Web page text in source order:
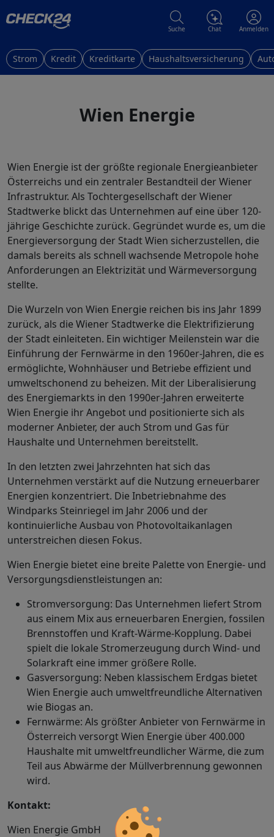
Suche Chat Anmelden
Strom Kredit Kreditkarte Haushaltsversicherung
Wien Energie
Wien Energie ist der größte regionale Energieanbieter
Österreichs und ein zentraler Bestandteil der Wiener
Infrastruktur. Als Tochtergesellschaft der Wiener
Stadtwerke blickt das Unternehmen auf eine über 120-
jährige Geschichte zurück. Gegründet wurde es, um die
Energieversorgung der Stadt Wien sicherzustellen, die
damals bereits als schnell wachsende Metropole hohe
Anforderungen an Elektrizität und Wärmeversorgung
stellte.
Die Wurzeln von Wien Energie reichen bis ins Jahr 1899
zurück, als die Wiener Stadtwerke die Elektrifizierung
der Stadt einleiteten. Ein wichtiger Meilenstein war die
Einführung der Fernwärme in den 1960er-Jahren, die es
ermöglichte, Wohnhäuser und Betriebe effizient und
umweltschonend zu beheizen. Mit der Liberalisierung
des Energiemarkts in den 1990er-Jahren erweiterte
Wien Energie ihr Angebot und positionierte sich als
moderner Anbieter, der auch Strom und Gas für
Haushalte und Unternehmen bereitstellt.
In den letzten zwei Jahrzehnten hat sich das
Unternehmen verstärkt auf die Nutzung erneuerbarer
Energien konzentriert. Die Inbetriebnahme des
Windparks Steinriegel im Jahr 2006 und der
kontinuierliche Ausbau von Photovoltaikanlagen
unterstreichen diesen Fokus.
Wien Energie bietet eine breite Palette von Energie- und
Versorgungsdienstleistungen an:
Stromversorgung: Das Unternehmen liefert Strom
aus einem Mix aus erneuerbaren Energien, fossilen
Brennstoffen und Kraft-Wärme-Kopplung. Dabei
spielt die lokale Stromerzeugung durch Wind- und
Solarkraft eine immer größere Rolle.
Gasversorgung: Neben klassischem Erdgas bietet
Wien Energie auch umweltfreundliche Alternativen
wie Biogas an.
Fernwärme: Als größter Anbieter von Fernwärme in
Österreich versorgt Wien Energie über 400.000
Haushalte mit umweltfreundlicher Wärme, die zum
Teil aus Abwärme der Müllverbrennung gewonnen
wird.
Kontakt:
Wien Energie GmbH